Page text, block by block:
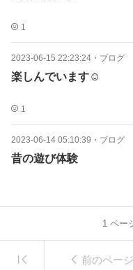
1
2023-06-15 22:23:24 ・ ブログ
楽しんでいます☺️
1
2023-06-14 05:10:39 ・ ブログ
昔の遊び体験
1ペー
前のページ